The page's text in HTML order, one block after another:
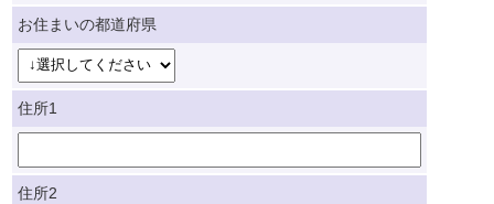
お住まいの都道府県
住所1
住所2